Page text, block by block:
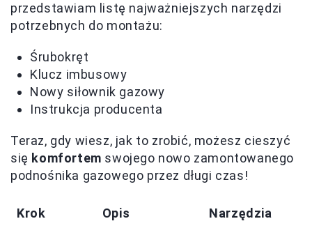
przedstawiam listę najważniejszych narzędzi
potrzebnych do montażu:
Śrubokręt
Klucz imbusowy
Nowy siłownik gazowy
Instrukcja producenta
Teraz, gdy wiesz, jak to zrobić, możesz cieszyć
się komfortem swojego nowo zamontowanego
podnośnika gazowego przez długi czas!
Krok Opis Narzędzia